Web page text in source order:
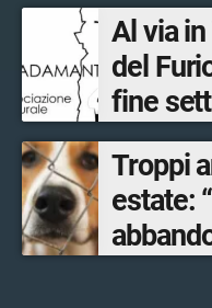
Al via in
del
fine
Troppi
estate: “Chi ama non